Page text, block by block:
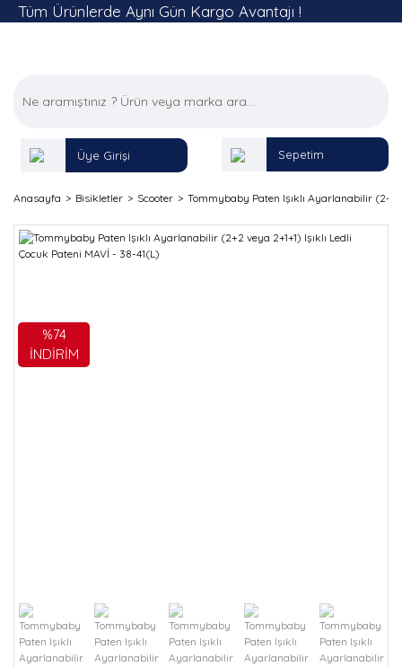
Tüm Ürünlerde Aynı Gün Kargo Avantajı !
Üye Girişi Sepetim
Anasayfa Bisikletler Scooter Tommybaby Paten Işıklı Ayarlanabilir (2+2
%74
İNDİRİM